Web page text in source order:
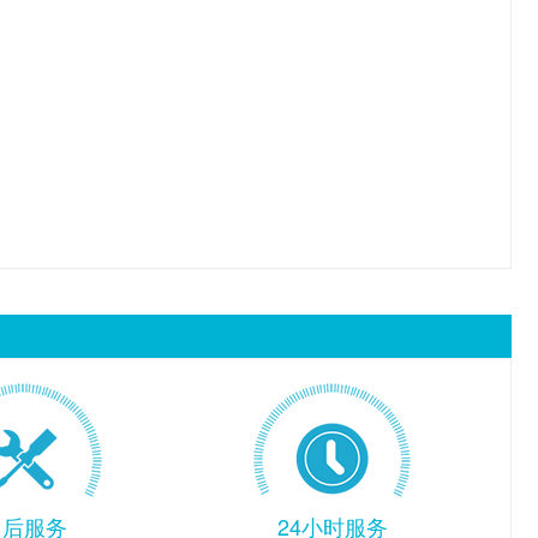
服务 24小时服务